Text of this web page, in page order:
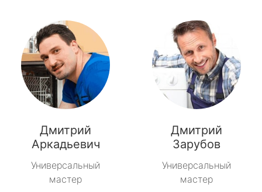
Дмитрий
Аркадьевич
Универсальный
мастер
Дмитрий
Зарубов
Универсальный
мастер